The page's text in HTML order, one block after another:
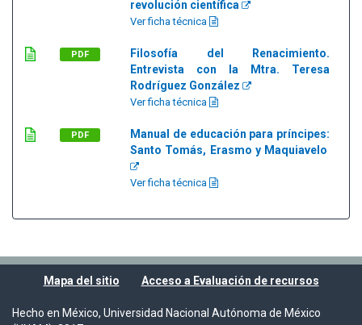
revolución científica
Ver ficha técnica
PDF
Filosofía del Renacimiento.
Entrevista con la Mtra. Teresa
Rodríguez González
Ver ficha técnica
PDF
Manual de educación para príncipes:
Santo Tomás, Erasmo y Maquiavelo
Ver ficha técnica
Mapa del sitio Acceso a Evaluación de recursos
Hecho en México, Universidad Nacional Autónoma de México